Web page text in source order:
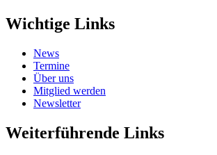
Wichtige Links
News
Termine
Über uns
Mitglied werden
Newsletter
Weiterführende Links